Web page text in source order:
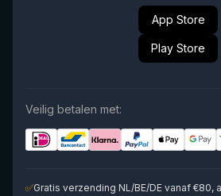
App Store
Play Store
Veilig betalen met:
✅Gratis verzending NL/BE/DE vanaf €80,